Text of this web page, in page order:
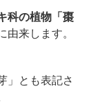
科の植物「棗
来します。
」とも表記さ